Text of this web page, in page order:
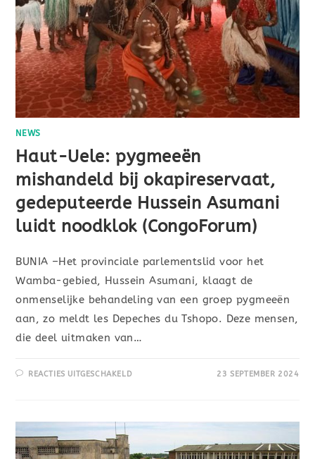
NEWS
Haut-Uele: pygmeeën
mishandeld bij okapireservaat,
gedeputeerde Hussein Asumani
luidt noodklok (CongoForum)
BUNIA –Het provinciale parlementslid voor het
Wamba-gebied, Hussein Asumani, klaagt de
onmenselijke behandeling van een groep pygmeeën
aan, zo meldt les Depeches du Tshopo. Deze mensen,
die deel uitmaken van…
REACTIES UITGESCHAKELD 23 SEPTEMBER 2024